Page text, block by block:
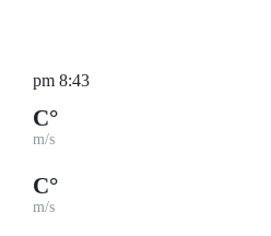
8:43 pm
°C
m/s
°C
m/s